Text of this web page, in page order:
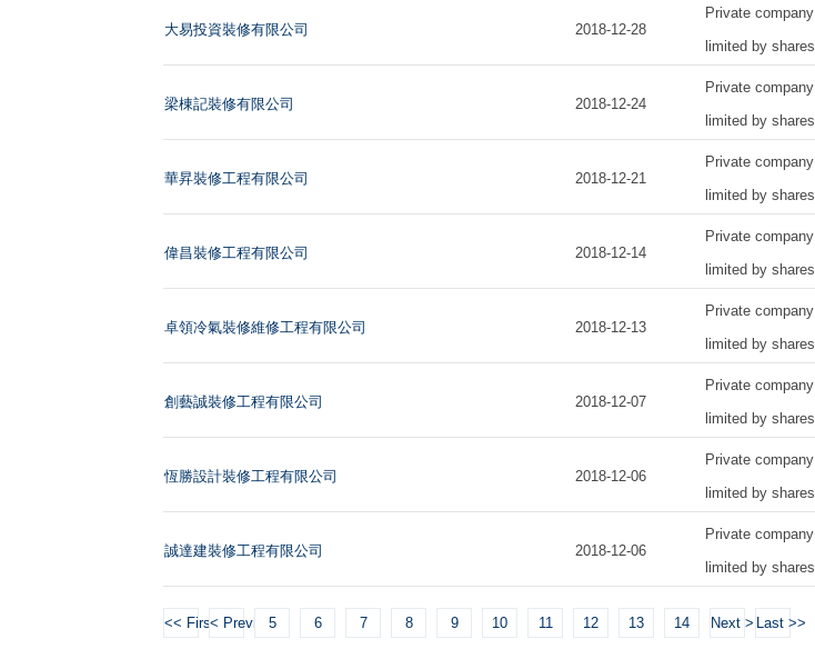
大易投資裝修有限公司 2018-12-28
Private company
limited by shares
梁棟記裝修有限公司 2018-12-24
Private company
limited by shares
華昇裝修工程有限公司 2018-12-21
Private company
limited by shares
偉昌裝修工程有限公司 2018-12-14
Private company
limited by shares
卓領冷氣裝修維修工程有限公司 2018-12-13
Private company
limited by shares
創藝誠裝修工程有限公司 2018-12-07
Private company
limited by shares
恆勝設計裝修工程有限公司 2018-12-06
Private company
limited by shares
誠達建裝修工程有限公司 2018-12-06
Private company
limited by shares
<< First< Previous
5 6 7 8 9 10 11 12 13 14 Next > Last >>